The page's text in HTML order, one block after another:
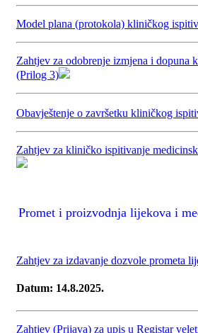
Model plana (protokola) kliničkog
Zahtjev za odobrenje izmjena i dopuna
(Prilog 3)
Obavještenje o završetku kliničkog
Zahtjev za kliničko ispitivanje
Promet i proizvodnja lijekova i
Zahtjev za izdavanje dozvole prometa
Datum: 14.8.2025.
Zahtjev (Prijava) za upis u Registar